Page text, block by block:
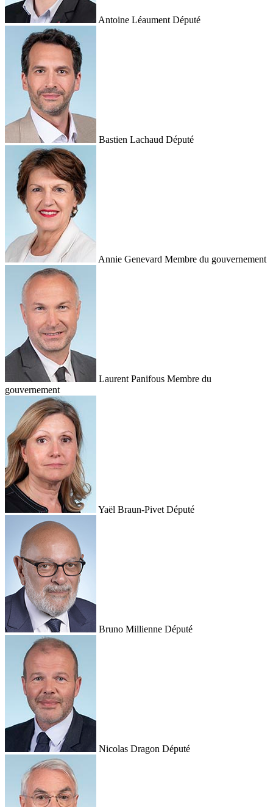
Antoine Léaument Député
Bastien Lachaud Député
Annie Genevard Membre du gouvernement
Laurent Panifous Membre du
gouvernement
Yaël Braun-Pivet Député
Bruno Millienne Député
Nicolas Dragon Député